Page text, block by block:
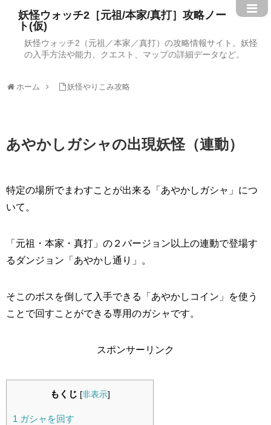
妖怪ウォッチ2［元祖/本家/真打］攻略ノー
ト(仮)
妖怪ウォッチ2（元祖／本家／真打）の攻略情報サイト。妖怪
の入手方法や能力、クエスト、マップの詳細データなど。
ホーム 妖怪やりこみ攻略
あやかしガシャの出現妖怪（連動）
特定の場所でまわすことが出来る「あやかしガシャ」につ
いて。
「元祖・本家・真打」の２バージョン以上の連動で登場す
るダンジョン「あやかし通り」。
そこのボスを倒して入手できる「あやかしコイン」を使う
ことで回すことができる専用のガシャです。
スポンサーリンク
もくじ [非表示]
1 ガシャを回す